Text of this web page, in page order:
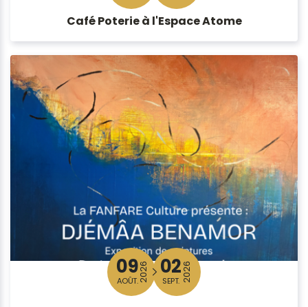
Café Poterie à l'Espace Atome
09
AOÛT.2026 02
SEPT.2026